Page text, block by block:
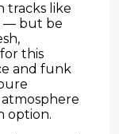
tracks like
— but be
this
and funk
option.